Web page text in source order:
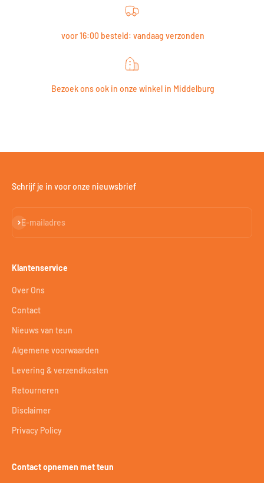
voor 16:00 besteld: vandaag verzonden
Bezoek ons ook in onze winkel in Middelburg
Schrijf je in voor onze nieuwsbrief
E-mailadres
Abonneren
Klantenservice
Over Ons
Contact
Nieuws van teun
Algemene voorwaarden
Levering & verzendkosten
Retourneren
Disclaimer
Privacy Policy
Contact opnemen met teun